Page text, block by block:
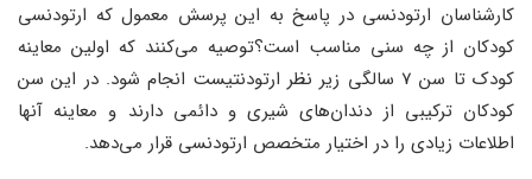
کارشناسان ارتودنسی در پاسخ به این پرسش معمول که ارتودنسی
کودکان از چه سنی مناسب است؟توصیه می‌کنند که اولین معاینه
کودک تا سن 7 سالگی زیر نظر ارتودنتیست انجام شود. در این سن
کودکان ترکیبی از دندان‌های شیری و دائمی دارند و معاینه آنها
اطلاعات زیادی را در اختیار متخصص ارتودنسی قرار می‌دهد.